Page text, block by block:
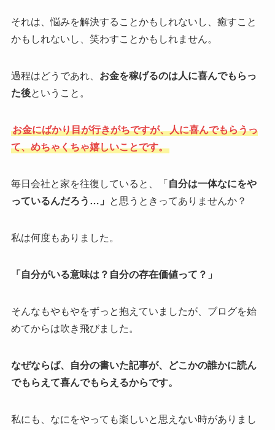
それは、悩みを解決することかもしれないし、癒すこと
かもしれないし、笑わすことかもしれません。
過程はどうであれ、 お金を稼げるのは人に喜んでもらっ
た後ということ。
お金にばかり目が行きがちですが、人に喜んでもらうっ
て、めちゃくちゃ嬉しいことです。
毎日会社と家を往復していると、「 自分は一体なにをや
っているんだろう…」
と思うときってありませんか？
私は何度もありました。
「自分がいる意味は？自分の存在価値って？」
そんなもやもやをずっと抱えていましたが、ブログを始
めてからは吹き飛びました。
なぜならば、自分の書いた記事が、どこかの誰かに読ん
でもらえて喜んでもらえるからです。
私にも、なにをやっても楽しいと思えない時がありまし